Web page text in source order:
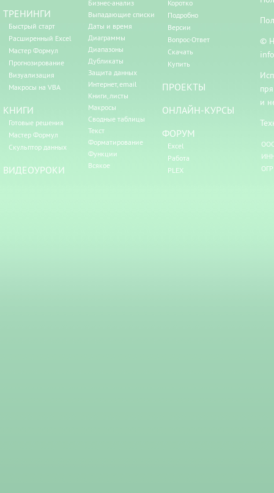
ТРЕНИНГИ
Быстрый старт
Расширенный Excel
Мастер Формул
Прогнозирование
Визуализация
Макросы на VBA
КНИГИ
Готовые решения
Мастер Формул
Скульптор данных
ВИДЕОУРОКИ
Бизнес-анализ
Выпадающие списки
Даты и время
Диаграммы
Диапазоны
Дубликаты
Защита данных
Интернет, email
Книги, листы
Макросы
Сводные таблицы
Текст
Форматирование
Функции
Всякое
Коротко
Подробно
Версии
Вопрос-Ответ
Скачать
Купить
ПРОЕКТЫ
ОНЛАЙН-КУРСЫ
ФОРУМ
Excel
Работа
PLEX
©
и